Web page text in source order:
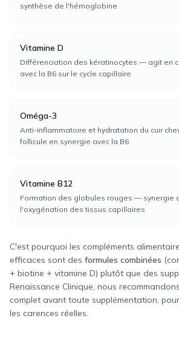
synthèse de l'hémoglobine
Vitamine D
Différenciation des kératinocytes — agit en
avec la B6 sur le cycle capillaire
Oméga-3
Anti-inflammatoire et hydratation du cuir
follicule en synergie avec la B6
Vitamine B12
Formation des globules rouges — synergie
l'oxygénation des tissus capillaires
C'est pourquoi les compléments
efficaces sont des formules combinées
+ biotine + vitamine D) plutôt que des
Renaissance Clinique, nous
complet avant toute supplémentation,
les carences réelles.